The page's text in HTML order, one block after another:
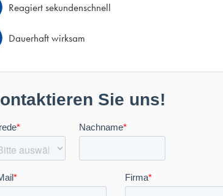
Reagiert sekundenschnell
Dauerhaft wirksam